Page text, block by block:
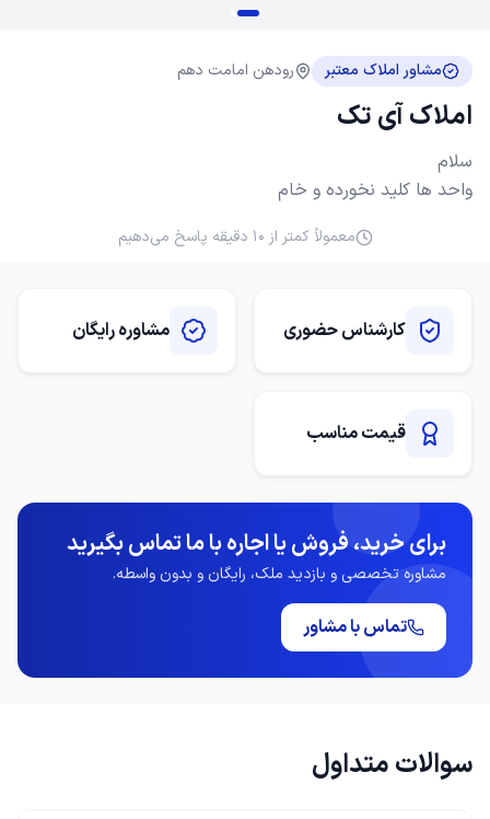
مشاور املاک معتبر رودهن امامت دهم
املاک آی تک
واحد ها کلید نخورده و خام
معمولاً کمتر از ۱۰ دقیقه پاسخ می‌دهیم
کارشناس حضوری مشاوره رایگان
قیمت مناسب
برای خرید، فروش یا اجاره با ما تماس بگیرید
مشاوره تخصصی و بازدید ملک، رایگان و بدون واسطه.
تماس با مشاور
سوالات متداول